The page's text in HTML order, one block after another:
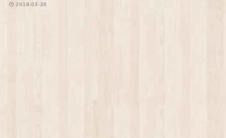
2018-02-26